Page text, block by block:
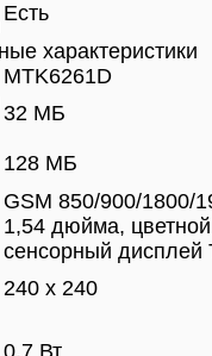
Есть
характеристики
MTK6261D
32 МБ
128 МБ
GSM 850/900/1800/
1,54 дюйма,
сенсорный дисплей
240 х 240
0,7 Вт